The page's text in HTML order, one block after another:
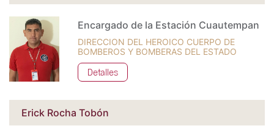
Encargado de la Estación Cuautempan
DIRECCION DEL HEROICO CUERPO DE
BOMBEROS Y BOMBERAS DEL ESTADO
Detalles
Erick Rocha Tobón